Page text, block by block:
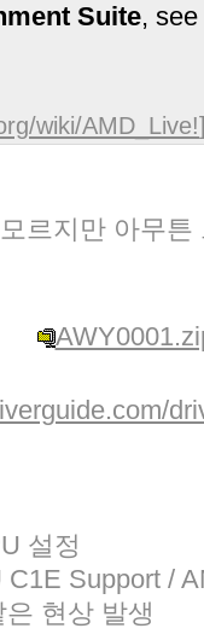
Suite, see
wiki/AMD_Live!
르지만 아무
설정
Support /
현상 발생